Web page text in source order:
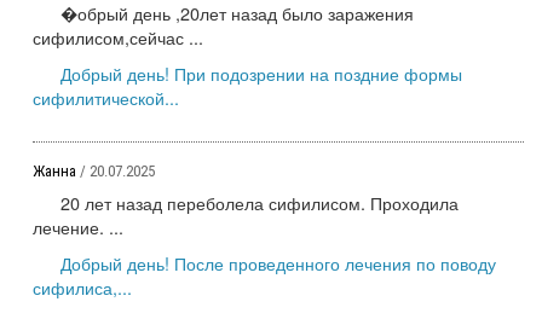
�обрый день ,20лет назад было заражения
сифилисом,сейчас ...
Добрый день! При подозрении на поздние формы
сифилитической...
Жанна / 20.07.2025
20 лет назад переболела сифилисом. Проходила
лечение. ...
Добрый день! После проведенного лечения по поводу
сифилиса,...